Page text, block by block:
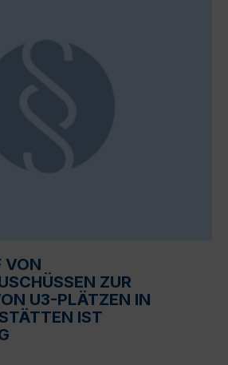
VON
ZUR
U3-PLÄTZEN IN
IST